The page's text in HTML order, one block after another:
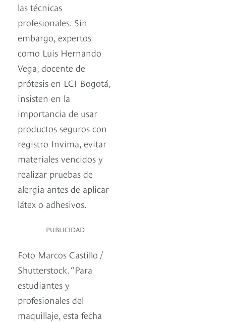
las técnicas
profesionales. Sin
embargo, expertos
como Luis Hernando
Vega, docente de
prótesis en LCI Bogotá,
insisten en la
importancia de usar
productos seguros con
registro Invima, evitar
materiales vencidos y
realizar pruebas de
alergia antes de aplicar
látex o adhesivos.
PUBLICIDAD
Foto Marcos Castillo /
Shutterstock. “Para
estudiantes y
profesionales del
maquillaje, esta fecha